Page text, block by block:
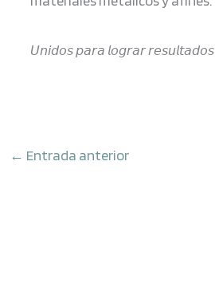
𝘜𝘯𝘪𝘥𝘰𝘴 𝘱𝘢𝘳𝘢 𝘭𝘰𝘨𝘳𝘢𝘳 𝘳𝘦𝘴𝘶𝘭𝘵𝘢𝘥𝘰𝘴
← Entrada anterior